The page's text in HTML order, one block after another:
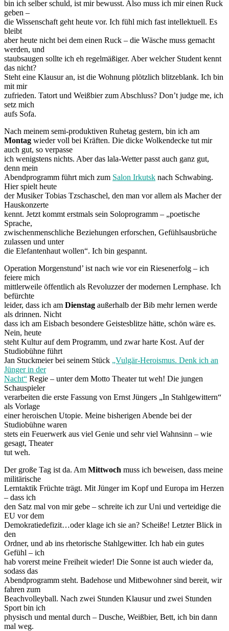
bin ich selber schuld, ist mir bewusst. Also muss ich mir einen Ruck
geben –
die Wissenschaft geht heute vor. Ich fühl mich fast intellektuell. Es
bleibt
aber heute nicht bei dem einen Ruck – die Wäsche muss gemacht
werden, und
staubsaugen sollte ich eh regelmäßiger. Aber welcher Student kennt
das nicht?
Steht eine Klausur an, ist die Wohnung plötzlich blitzeblank. Ich bin
mit mir
zufrieden. Tatort und Weißbier zum Abschluss? Don’t judge me, ich
setz mich
aufs Sofa.
Nach meinem semi-produktiven Ruhetag gestern, bin ich am
Montag wieder voll bei Kräften. Die dicke Wolkendecke tut mir
auch gut, so verpasse
ich wenigstens nichts. Aber das lala-Wetter passt auch ganz gut,
denn mein
Abendprogramm führt mich zum Salon Irkutsk nach Schwabing.
Hier spielt heute
der Musiker Tobias Tzschaschel, den man vor allem als Macher der
Hauskonzerte
kennt. Jetzt kommt erstmals sein Soloprogramm – „poetische
Sprache,
zwischenmenschliche Beziehungen erforschen, Gefühlsausbrüche
zulassen und unter
die Elefantenhaut wollen“. Ich bin gespannt.
Operation Morgenstund’ ist nach wie vor ein Riesenerfolg – ich
feiere mich
mittlerweile öffentlich als Revoluzzer der modernen Lernphase. Ich
befürchte
leider, dass ich am Dienstag außerhalb der Bib mehr lernen werde
als drinnen. Nicht
dass ich am Eisbach besondere Geistesblitze hätte, schön wäre es.
Nein, heute
steht Kultur auf dem Programm, und zwar harte Kost. Auf der
Studiobühne führt
Jan Stuckmeier bei seinem Stück „Vulgär-Heroismus. Denk ich an
Jünger in der
Nacht“ Regie – unter dem Motto Theater tut weh! Die jungen
Schauspieler
verarbeiten die erste Fassung von Ernst Jüngers „In Stahlgewittern“
als Vorlage
einer heroischen Utopie. Meine bisherigen Abende bei der
Studiobühne waren
stets ein Feuerwerk aus viel Genie und sehr viel Wahnsinn – wie
gesagt, Theater
tut weh.
Der große Tag ist da. Am Mittwoch muss ich beweisen, dass meine
militärische
Lerntaktik Früchte trägt. Mit Jünger im Kopf und Europa im Herzen
– dass ich
den Satz mal von mir gebe – schreite ich zur Uni und verteidige die
EU vor dem
Demokratiedefizit…oder klage ich sie an? Scheiße! Letzter Blick in
den
Ordner, und ab ins rhetorische Stahlgewitter. Ich hab ein gutes
Gefühl – ich
hab vorerst meine Freiheit wieder! Die Sonne ist auch wieder da,
sodass das
Abendprogramm steht. Badehose und Mitbewohner sind bereit, wir
fahren zum
Beachvolleyball. Nach zwei Stunden Klausur und zwei Stunden
Sport bin ich
physisch und mental durch – Dusche, Weißbier, Bett, ich bin dann
mal weg.